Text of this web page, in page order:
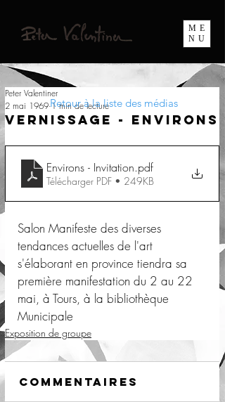
ME
NU
Vernissage - Environs
Peter Valentiner
2 mai 1969 1 min de lecture
Environs - Invitation.pdf
Télécharger PDF • 249KB
Salon Manifeste des diverses
tendances actuelles de l'art
s'élaborant en province tiendra sa
première manifestation du 2 au 22
mai, à Tours, à la bibliothèque
Municipale
Exposition de groupe
Commentaires
Retour à la liste des médias